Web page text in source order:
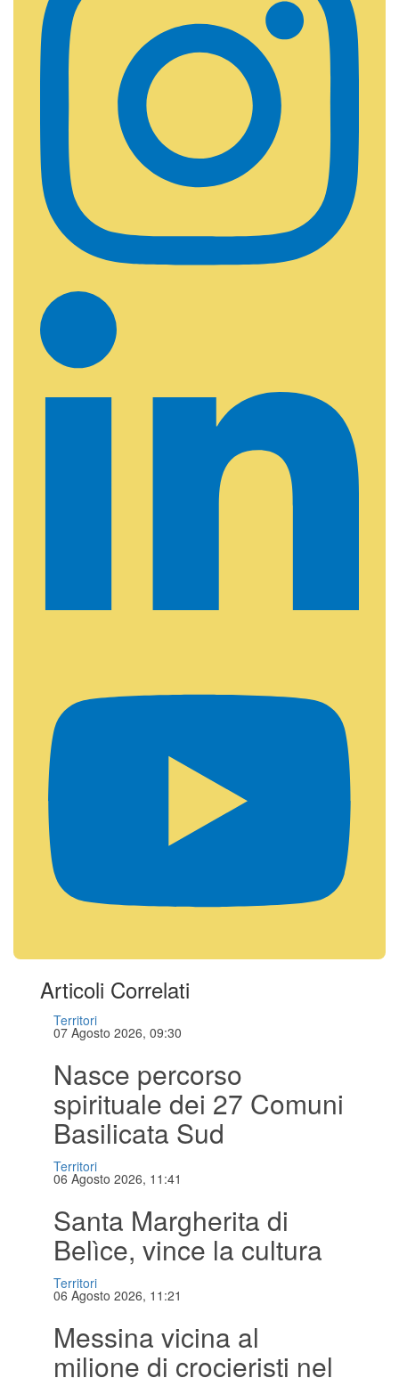
Articoli Correlati
Territori
07 Agosto 2026, 09:30
Nasce percorso
spirituale dei 27 Comuni
Basilicata Sud
Territori
06 Agosto 2026, 11:41
Santa Margherita di
Belìce, vince la cultura
Territori
06 Agosto 2026, 11:21
Messina vicina al
milione di crocieristi nel